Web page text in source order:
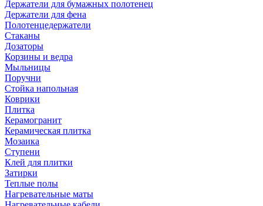
Держатели для бумажных полотенец
Держатели для фена
Полотенцедержатели
Стаканы
Дозаторы
Корзины и ведра
Мыльницы
Поручни
Стойка напольная
Коврики
Плитка
Керамогранит
Керамическая плитка
Мозаика
Ступени
Клей для плитки
Затирки
Теплые полы
Нагревательные маты